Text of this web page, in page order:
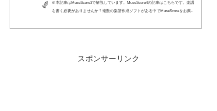
※本記事はMuseScore3で解説しています。MuseScore4の記事はこちらです。楽譜
を書く必要がありませんか？複数の楽譜作成ソフトがある中でMuseScoreをお薦め
スポンサーリンク